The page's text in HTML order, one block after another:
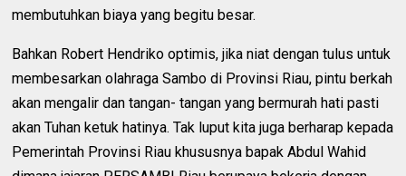
membutuhkan biaya yang begitu besar.
Bahkan Robert Hendriko optimis, jika niat dengan tulus untuk
membesarkan olahraga Sambo di Provinsi Riau, pintu berkah
akan mengalir dan tangan- tangan yang bermurah hati pasti
akan Tuhan ketuk hatinya. Tak luput kita juga berharap kepada
Pemerintah Provinsi Riau khususnya bapak Abdul Wahid